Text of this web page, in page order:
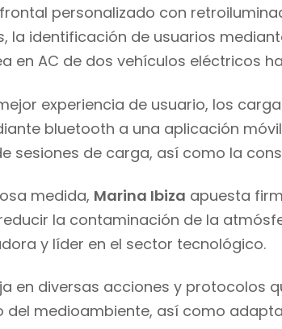
personalizado con
la identificación de usuarios
en AC de dos vehículos eléctricos
experiencia de usuario, los
bluetooth a una aplicación móvil
sesiones de carga, así como la
medida, Marina Ibiza apuesta
la contaminación dela
y líder en el sector tecnológico.
en diversas acciones y protocolos
del medioambiente, así como